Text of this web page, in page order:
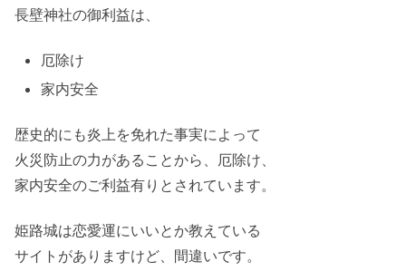
長壁神社の御利益は、
厄除け
家内安全
歴史的にも炎上を免れた事実によって
火災防止の力があることから、厄除け、
家内安全のご利益有りとされています。
姫路城は恋愛運にいいとか教えている
サイトがありますけど、間違いです。